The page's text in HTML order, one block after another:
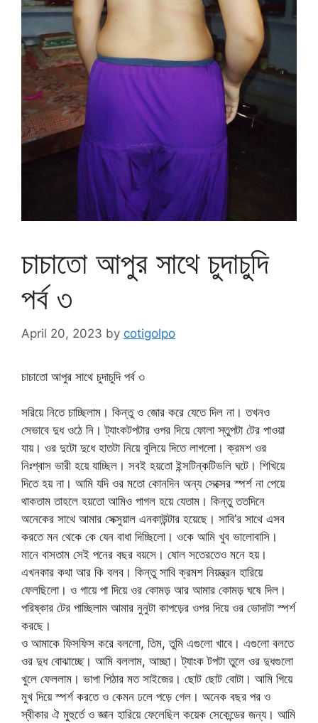
চাচাতো আপুর সাথে চুদাচুদি
পর্ব ৩
April 20, 2023 by cotigolpo
চাচাতো আপুর সাথে চুদাচুদি পর্ব ৩
সরিয়ে নিতে চাচ্ছিলাম। কিন্তু ও জোর করে যেতে দিল না। তখনও
সেভাবে দুধ ওঠে নি। ট্যাংকটপটার ওপর দিয়ে ফোলা স্তুপটা টের পাওয়া
যায়। ওর দুটো দুধে হাতটা নিয়ে বুলিয়ে দিতে লাগলো। ক্রমশ ওর
নিঃশ্বাস ভারী হয়ে যাচ্ছিল। সবই হয়তো ইন্সটিন্কটিভলি ঘটে। শিখিয়ে
দিতে হয় না। আমি যদি ওর মতো কোনদিন অন্য সেক্সের স্পর্শ না পেয়ে
থাকতাম তাহলে হয়তো আমিও পাগল হয়ে যেতাম। কিন্তু ততদিনে
অনেকের সাথে আমার সেক্সুয়াল এনকাউন্টার হয়েছে। সাবি’র সাথে এসব
করতে মন থেকে কে যেন বাধা দিচ্ছিলো। ওকে আমি খুব ভালোবাসি।
মানে বাসতাম সেই পনের বছর বয়সে। ষোল সতেরতেও মনে হয়।
এখনকার কথা আর কি বলব। কিন্তু সাবি ক্রমশ নিয়ন্ত্রন হারিয়ে
ফেলছিলো। ও গায়ে পা দিয়ে ওর কোমড় আর আমার কোমড় ঘষে দিল।
পরিষ্কার টের পাচ্ছিলাম আমার নুনুটা কাপড়ের ওপর দিয়ে ওর ভোদাটা স্পর্শ
করছে।
ও আমাকে ফিসফিস করে বললো, তিম, তুমি এগুলো খাবে। এগুলো বলতে
ওর দুধ বোঝাচ্ছে। আমি বললাম, আচ্ছা। ট্যাংক টপটা তুলে ওর দুধগুলো
খুলে ফেললাম। ভাপা পিঠার মত সাইজের। ছোট ছোট বোটা। আমি গিয়ে
মুখ দিয়ে স্পর্শ করতে ও কেমন ঢলে পড়ে গেল। অনেক বছর পর ও
স্বীকার ঐ মুহুর্তে ও জ্ঞান হারিয়ে ফেলেছিল কয়েক সেকেন্ডের জন্য। আমি